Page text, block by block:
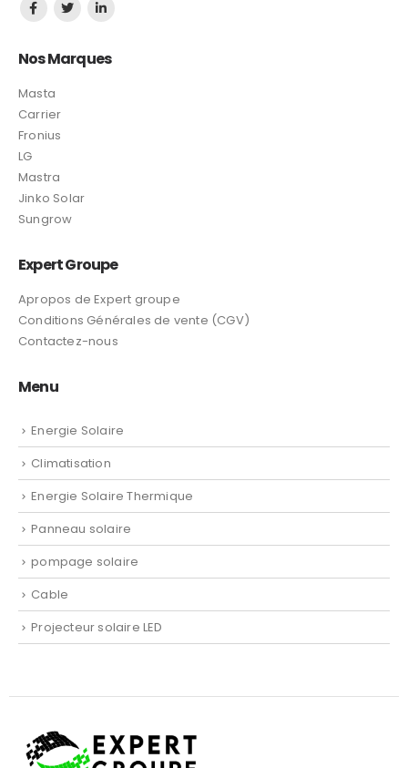
Nos Marques
Masta
Carrier
Fronius
LG
Mastra
Jinko Solar
Sungrow
Expert Groupe
Apropos de Expert groupe
Conditions Générales de vente (CGV)
Contactez-nous
Menu
Energie Solaire
Climatisation
Energie Solaire Thermique
Panneau solaire
pompage solaire
Cable
Projecteur solaire LED